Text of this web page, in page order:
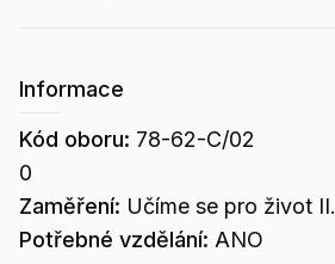
Informace
Kód oboru: 78-62-C/02
0
Zaměření: Učíme se pro život II.
Potřebné vzdělání: ANO